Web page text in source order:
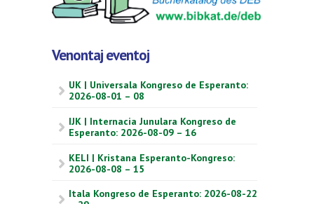
Venontaj eventoj
UK | Universala Kongreso de Esperanto:
2026-08-01 – 08
IJK | Internacia Junulara Kongreso de
Esperanto: 2026-08-09 – 16
KELI | Kristana Esperanto-Kongreso:
2026-08-08 – 15
Itala Kongreso de Esperanto: 2026-08-22